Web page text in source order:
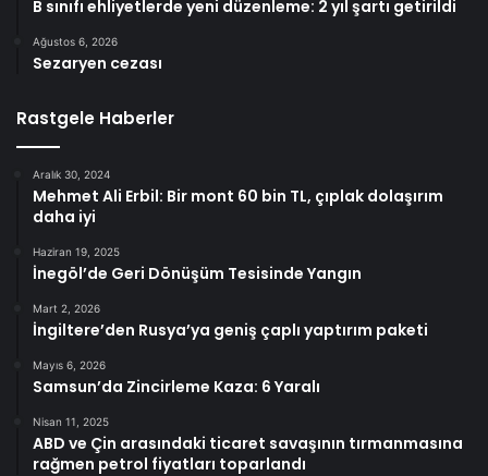
B sınıfı ehliyetlerde yeni düzenleme: 2 yıl şartı getirildi
Ağustos 6, 2026
Sezaryen cezası
Rastgele Haberler
Aralık 30, 2024
Mehmet Ali Erbil: Bir mont 60 bin TL, çıplak dolaşırım
daha iyi
Haziran 19, 2025
İnegöl’de Geri Dönüşüm Tesisinde Yangın
Mart 2, 2026
İngiltere’den Rusya’ya geniş çaplı yaptırım paketi
Mayıs 6, 2026
Samsun’da Zincirleme Kaza: 6 Yaralı
Nisan 11, 2025
ABD ve Çin arasındaki ticaret savaşının tırmanmasına
rağmen petrol fiyatları toparlandı